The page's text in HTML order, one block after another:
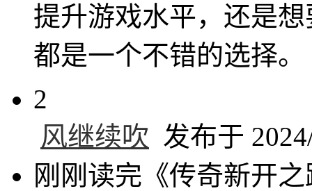
提升游戏水平，还是
都是一个不错的选择。
2
风继续吹 发布于
刚刚读完《传奇新开